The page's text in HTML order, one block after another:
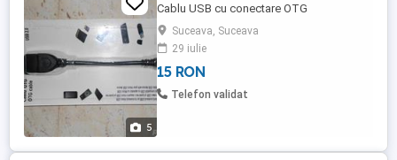
5
Cablu USB cu conectare OTG
Suceava, Suceava
29 iulie
15 RON
Telefon validat